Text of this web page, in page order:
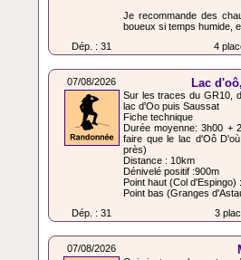
Je recommande des
boueux si temps humide,
Dép. : 31
4
07/08/2026 Lac
Sur les traces du GR10,
lac d'Oo puis Saussat
Fiche technique
Durée moyenne: 3h00 +
faire que le lac d'Oô
près)
Distance : 10km
Dénivelé positif :900m
Point haut (Col d'Espingo)
Point bas (Granges
Dép. : 31
3
07/08/2026